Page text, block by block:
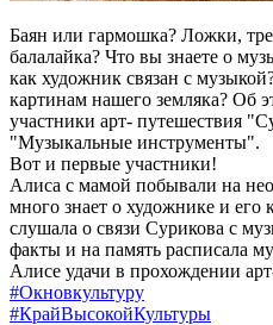
Баян или гармошка? Ложки,
балалайка? Что вы знаете о
как художник связан с
картинам нашего земляка? Об
участники арт- путешествия
"Музыкальные инструменты".
Вот и первые участники!
Алиса с мамой побывали на
много знает о художнике и его
слушала о связи Сурикова с
факты и на память расписала
Алисе удачи в прохождении
#Окновкультуру
#КрайВысокойКультуры